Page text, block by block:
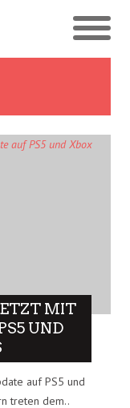
MIT
UND
auf PS5 und
treten dem..